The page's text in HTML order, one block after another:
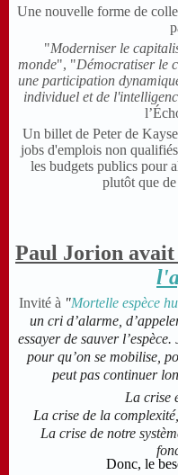
Une nouvelle forme de
"Moderniser le
monde", "Démocratiser le
une participation
individuel et de
Un billet de Peter de
jobs d'emplois non
les budgets publics pour
plutôt que
Paul Jorion
Invité à "Mortelle espèce
un cri d’alarme,
essayer de sauver
pour qu’on se mobilise,
peut pas continuer
La crise
La crise de la
La crise de notre
Donc, le